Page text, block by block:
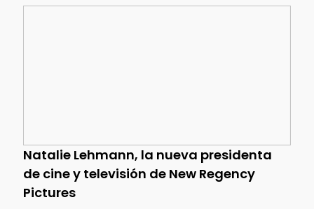
Natalie Lehmann, la nueva presidenta
de cine y televisión de New Regency
Pictures